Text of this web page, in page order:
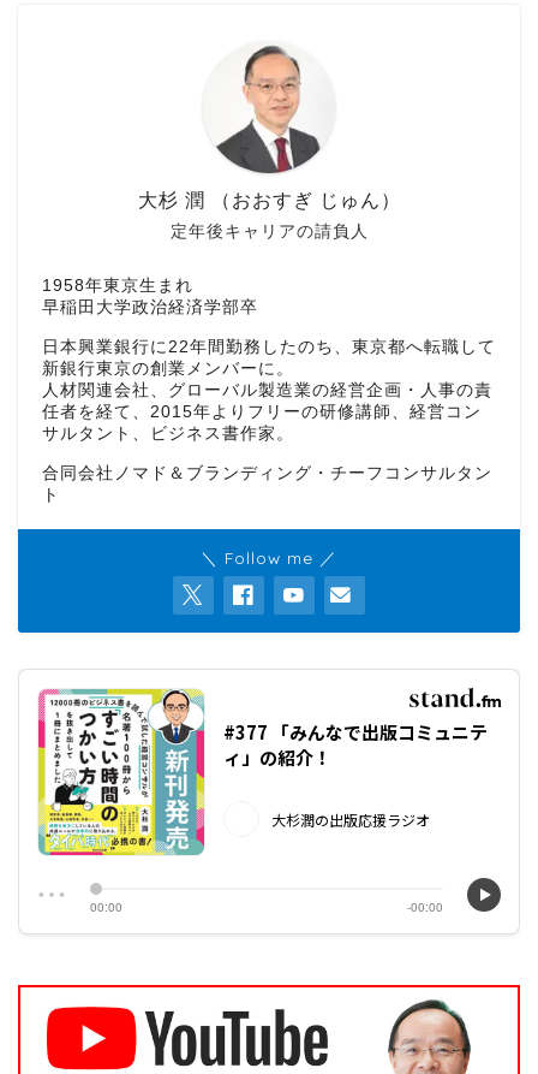
定年後キャリアの請負人
大杉 潤 （おおすぎ じゅん）
1958年東京生まれ
早稲田大学政治経済学部卒
日本興業銀行に22年間勤務したのち、東京都へ転職して
新銀行東京の創業メンバーに。
人材関連会社、グローバル製造業の経営企画・人事の責
任者を経て、2015年よりフリーの研修講師、経営コン
サルタント、ビジネス書作家。
合同会社ノマド＆ブランディング・チーフコンサルタン
ト
＼ Follow me ／